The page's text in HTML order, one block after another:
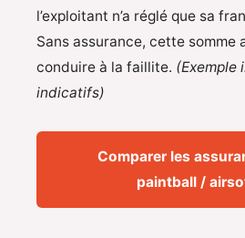
l’exploitant n’a réglé que sa
Sans assurance, cette somme
conduire à la faillite.
indicatifs)
Comparer les
paintball /